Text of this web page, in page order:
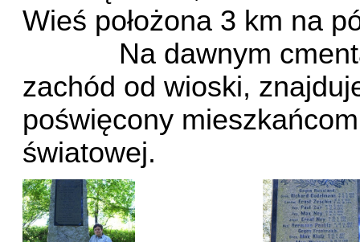
Wieś położona 3 km na
Na dawnym
zachód od wioski,
poświęcony
światowej.